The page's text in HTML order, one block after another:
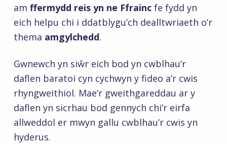
am ffermydd reis yn ne Ffraincfe fydd yn
eich helpu chi i ddatblygu’ch dealltwriaeth o’r
thema amgylchedd.
Gwnewch yn siŵr eich bod yn cwblhau’r
daflen baratoi cyn cychwyn y fideo a’r cwis
rhyngweithiol. Mae’r gweithgareddau ar y
daflen yn sicrhau bod gennych chi’r eirfa
allweddol er mwyn gallu cwblhau’r cwis yn
hyderus.